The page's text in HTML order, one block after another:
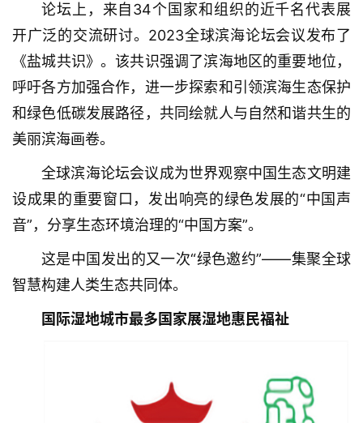
首
论坛上，来自34个国家和组织的近千名代表展
开广泛的交流研讨。2023全球滨海论坛会议发布了
《盐城共识》。该共识强调了滨海地区的重要地位，
呼吁各方加强合作，进一步探索和引领滨海生态保护
和绿色低碳发展路径，共同绘就人与自然和谐共生的
美丽滨海画卷。
全球滨海论坛会议成为世界观察中国生态文明建
设成果的重要窗口，发出响亮的绿色发展的“中国声
音”，分享生态环境治理的“中国方案”。
这是中国发出的又一次“绿色邀约”——集聚全球
智慧构建人类生态共同体。
国际湿地城市最多国家展湿地惠民福祉